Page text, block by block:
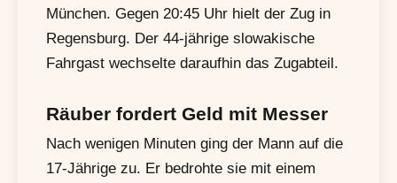
München. Gegen 20:45 Uhr hielt der Zug in
Regensburg. Der 44-jährige slowakische
Fahrgast wechselte daraufhin das Zugabteil.
Räuber fordert Geld mit Messer
Nach wenigen Minuten ging der Mann auf die
17-Jährige zu. Er bedrohte sie mit einem